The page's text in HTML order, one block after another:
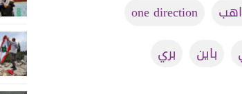
one direction
باين بري